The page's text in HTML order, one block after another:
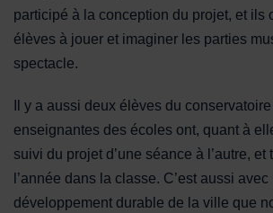
participé à la conception du projet, et ils
élèves à jouer et imaginer les parties
spectacle.
Il y a aussi deux élèves du
enseignantes des écoles ont, quant à
suivi du projet d’une séance à l’autre, et
l’année dans la classe. C’est aussi
développement durable de la ville que